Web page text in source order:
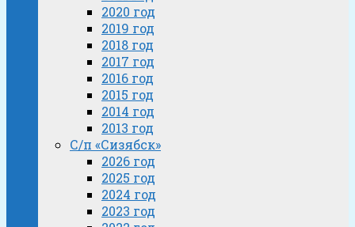
2020 год
2019 год
2018 год
2017 год
2016 год
2015 год
2014 год
2013 год
С/п «Сизябск»
2026 год
2025 год
2024 год
2023 год